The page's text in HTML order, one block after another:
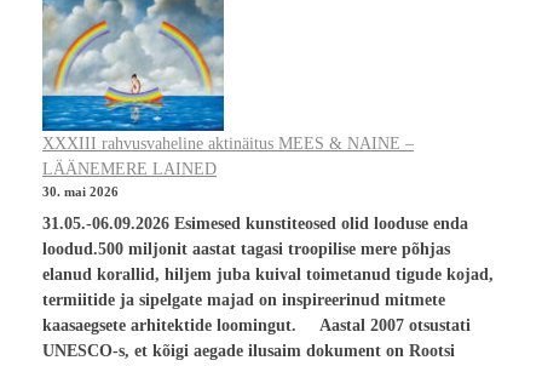
XXXIII rahvusvaheline aktinäitus MEES & NAINE –
LÄÄNEMERE LAINED
30. mai 2026
31.05.-06.09.2026 Esimesed kunstiteosed olid looduse enda
loodud.500 miljonit aastat tagasi troopilise mere põhjas
elanud korallid, hiljem juba kuival toimetanud tigude kojad,
termiitide ja sipelgate majad on inspireerinud mitmete
kaasaegsete arhitektide loomingut. Aastal 2007 otsustati
UNESCO-s, et kõigi aegade ilusaim dokument on Rootsi